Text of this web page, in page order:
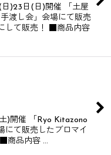
)23日(日)開催 「土屋
渡し会」会場にて販売
して販売！ ■商品内容
)開催 「Ryo Kitazono
て販売したブロマイ
■商品内容 …